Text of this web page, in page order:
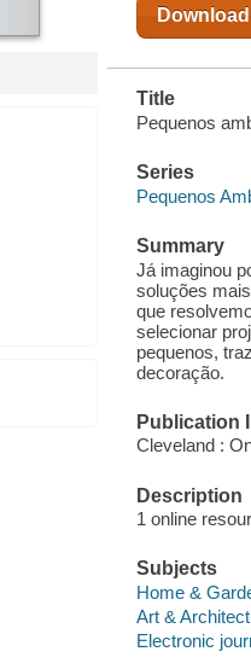
Download
Title
Pequenos
Series
Pequenos
Summary
Já imaginou
soluções
que
selecionar
pequenos,
decoração.
Publication
Cleveland :
Description
1 online
Subjects
Home &
Art &
Electronic